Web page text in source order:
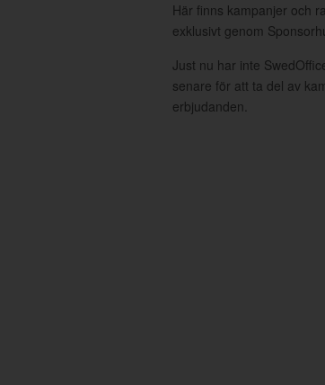
Här finns kampanjer och
exklusivt genom
Just nu har inte
senare för att ta del av
erbjudanden.